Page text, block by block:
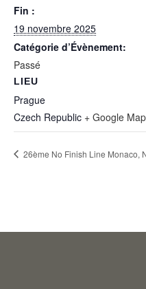
Fin :
19 novembre 2025
Catégorie d’Évènement:
Passé
LIEU
Prague
Czech Republic + Google Map
26ème No Finish Line Monaco,